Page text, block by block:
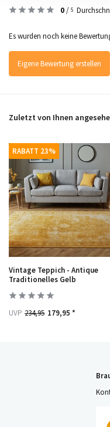
0/ 5
Es wurden noch keine
Eigene Bewertung erstellen
Zuletzt von Ihnen
RABATT 23%
Vintage Teppich - Antique
Traditionelles Gelb
UVP 234,95 179,95 *